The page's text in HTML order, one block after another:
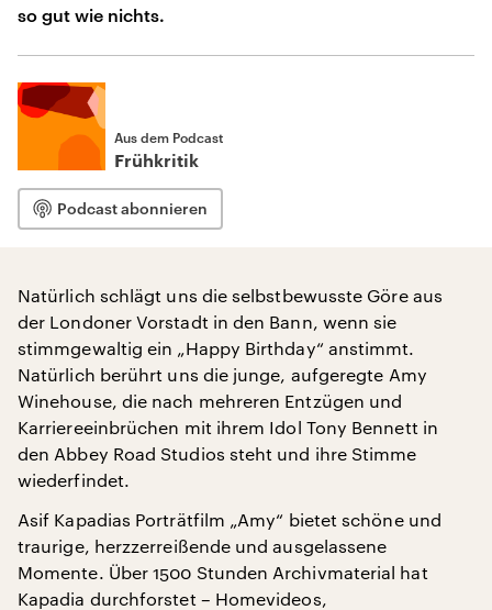
so gut wie nichts.
Aus dem Podcast
Frühkritik
Podcast abonnieren
Natürlich schlägt uns die selbstbewusste Göre aus
der Londoner Vorstadt in den Bann, wenn sie
stimmgewaltig ein „Happy Birthday“ anstimmt.
Natürlich berührt uns die junge, aufgeregte Amy
Winehouse, die nach mehreren Entzügen und
Karriereeinbrüchen mit ihrem Idol Tony Bennett in
den Abbey Road Studios steht und ihre Stimme
wiederfindet.
Asif Kapadias Porträtfilm „Amy“ bietet schöne und
traurige, herzzerreißende und ausgelassene
Momente. Über 1500 Stunden Archivmaterial hat
Kapadia durchforstet – Homevideos,